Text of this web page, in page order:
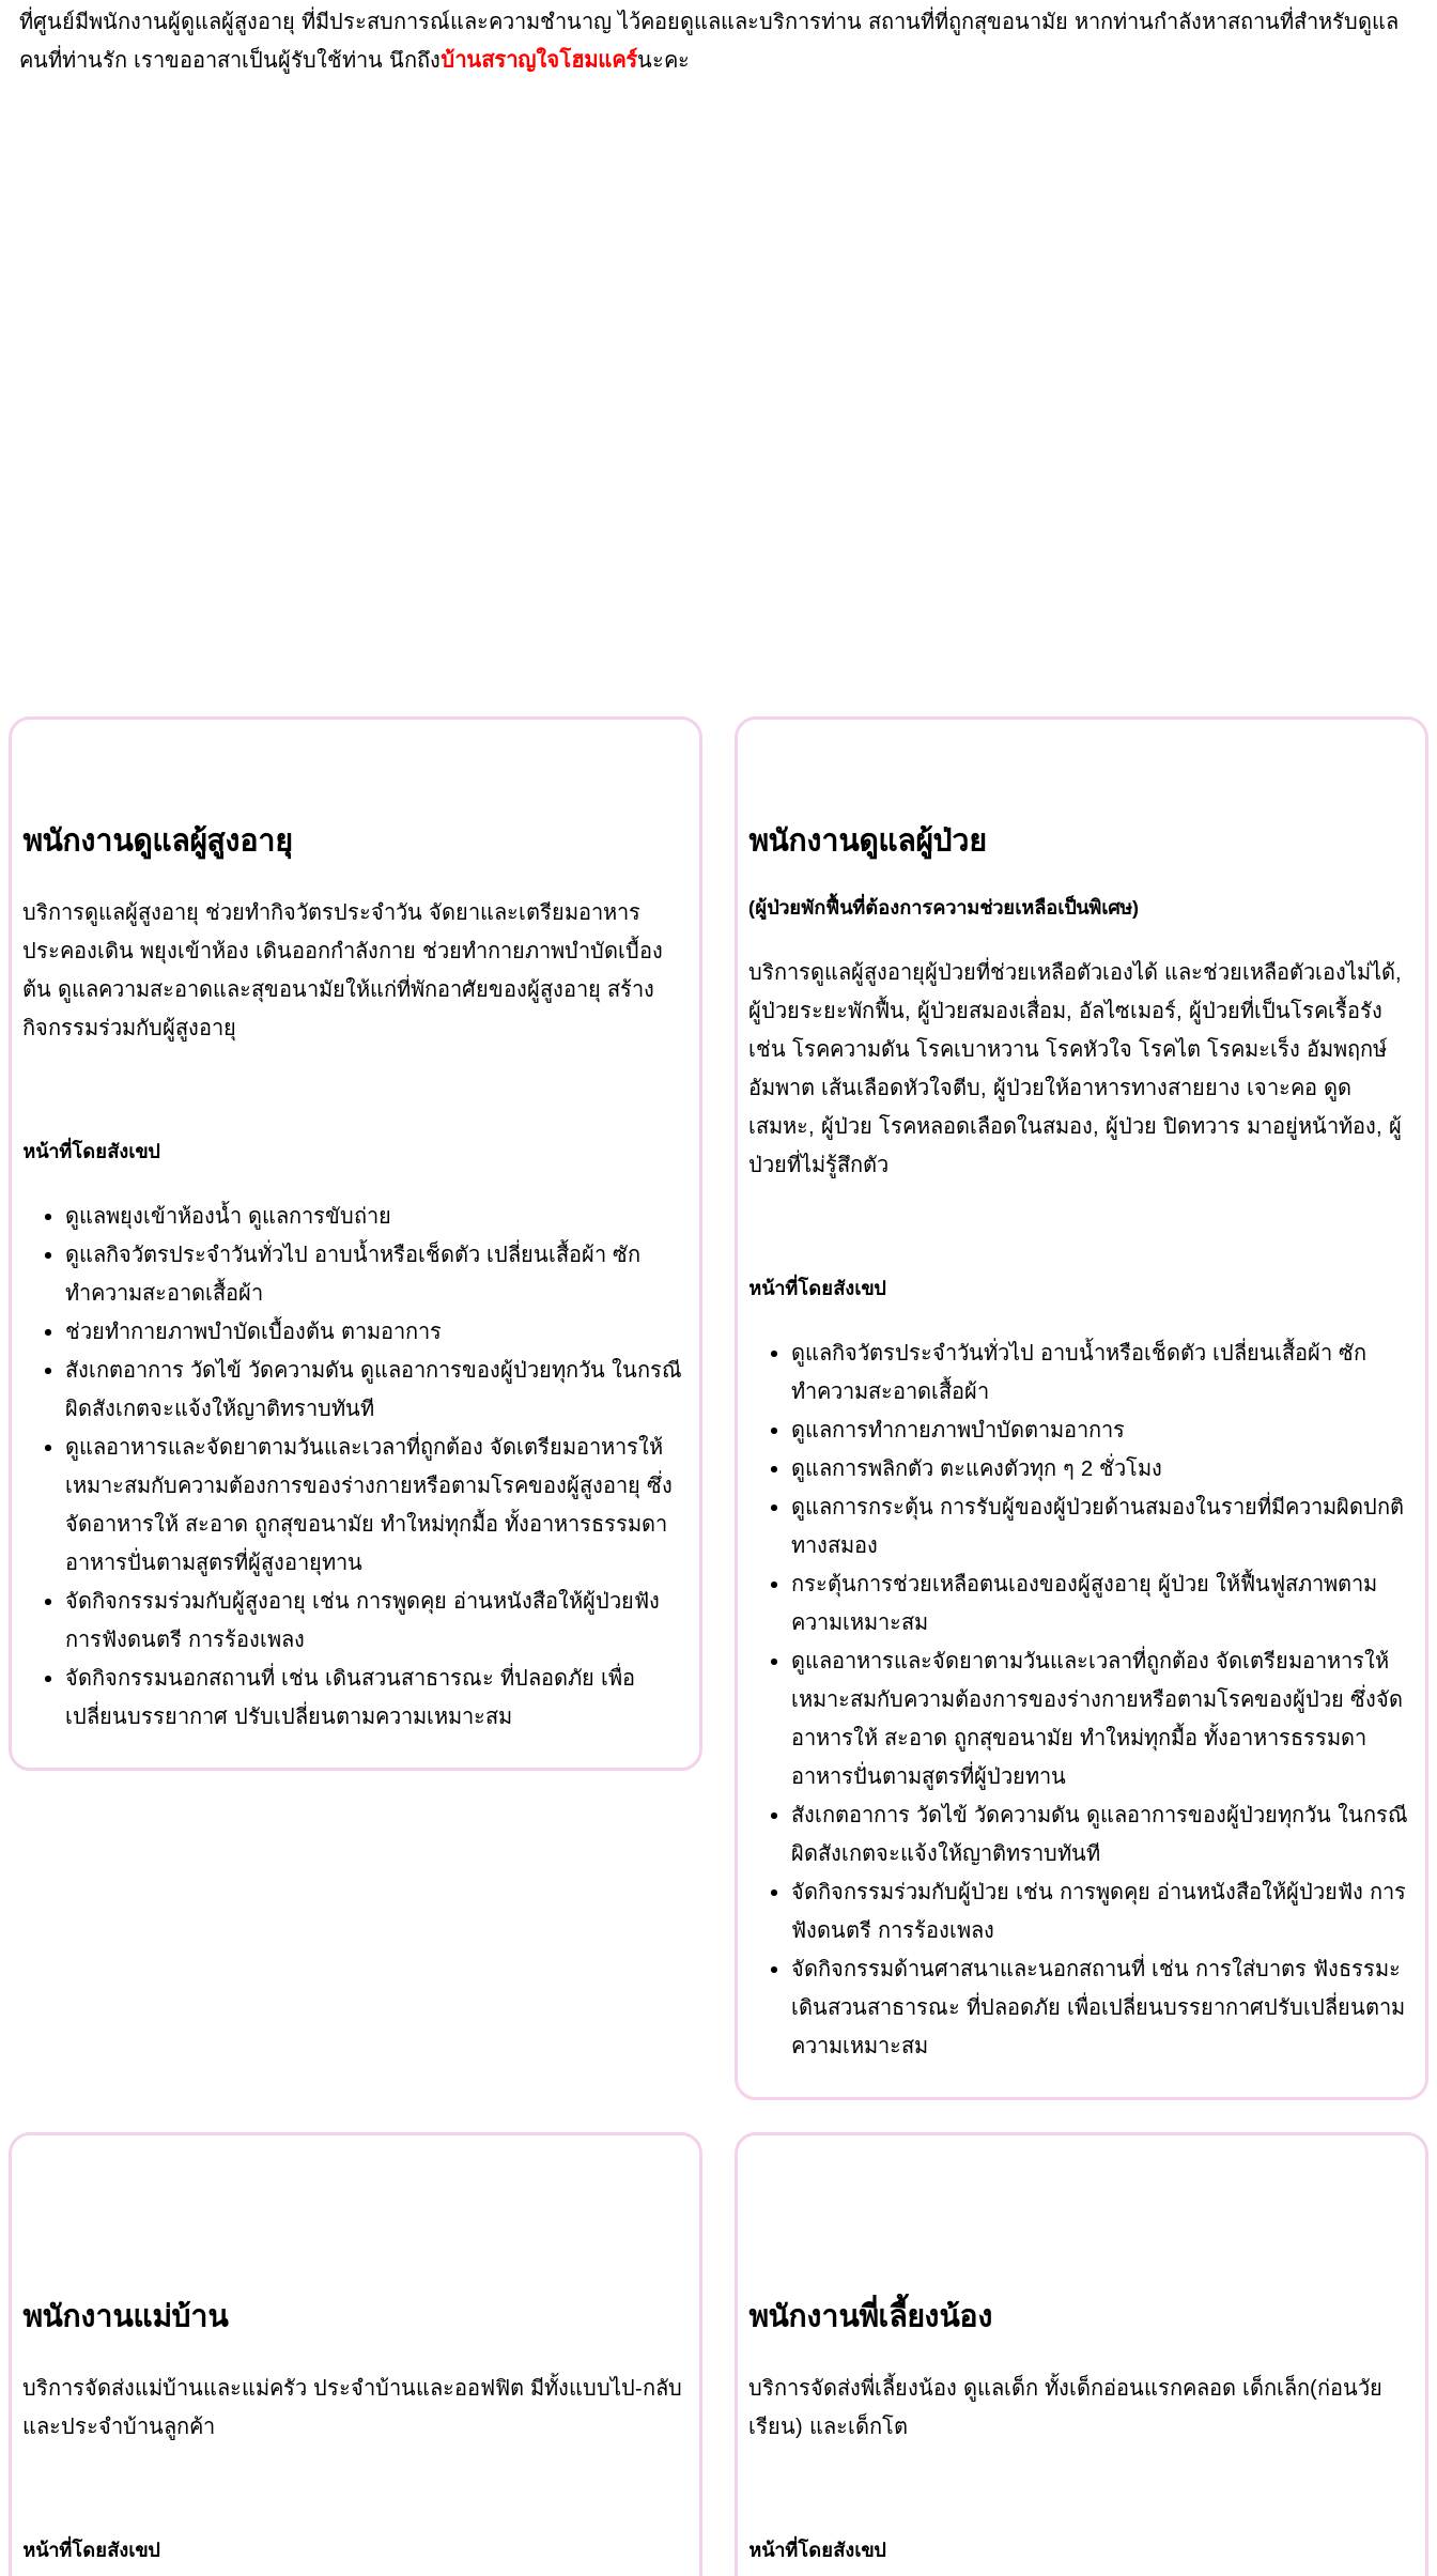
ที่ศูนย์มีพนักงานผู้ดูแลผู้สูงอายุ ที่มีประสบการณ์และความชำนาญ ไว้คอยดูแลและบริการท่าน สถานที่ที่ถูกสุขอนามัย หากท่านกำลังหาสถานที่สำหรับดูแล
คนที่ท่านรัก เราขออาสาเป็นผู้รับใช้ท่าน นึกถึงบ้านสราญใจโฮมแคร์นะคะ
พนักงานดูแลผู้สูงอายุ
บริการดูแลผู้สูงอายุ ช่วยทำกิจวัตรประจำวัน จัดยาและเตรียมอาหาร
ประคองเดิน พยุงเข้าห้อง เดินออกกำลังกาย ช่วยทำกายภาพบำบัดเบื้อง
ต้น ดูแลความสะอาดและสุขอนามัยให้แก่ที่พักอาศัยของผู้สูงอายุ สร้าง
กิจกรรมร่วมกับผู้สูงอายุ
หน้าที่โดยสังเขป
ดูแลพยุงเข้าห้องน้ำ ดูแลการขับถ่าย
ดูแลกิจวัตรประจำวันทั่วไป อาบน้ำหรือเช็ดตัว เปลี่ยนเสื้อผ้า ซัก
ทำความสะอาดเสื้อผ้า
ช่วยทำกายภาพบำบัดเบื้องต้น ตามอาการ
สังเกตอาการ วัดไข้ วัดความดัน ดูแลอาการของผู้ป่วยทุกวัน ในกรณี
ผิดสังเกตจะแจ้งให้ญาติทราบทันที
ดูแลอาหารและจัดยาตามวันและเวลาที่ถูกต้อง จัดเตรียมอาหารให้
เหมาะสมกับความต้องการของร่างกายหรือตามโรคของผู้สูงอายุ ซึ่ง
จัดอาหารให้ สะอาด ถูกสุขอนามัย ทำใหม่ทุกมื้อ ทั้งอาหารธรรมดา
อาหารปั่นตามสูตรที่ผู้สูงอายุทาน
จัดกิจกรรมร่วมกับผู้สูงอายุ เช่น การพูดคุย อ่านหนังสือให้ผู้ป่วยฟัง
การฟังดนตรี การร้องเพลง
จัดกิจกรรมนอกสถานที่ เช่น เดินสวนสาธารณะ ที่ปลอดภัย เพื่อ
เปลี่ยนบรรยากาศ ปรับเปลี่ยนตามความเหมาะสม
พนักงานดูแลผู้ป่วย
(ผู้ป่วยพักฟื้นที่ต้องการความช่วยเหลือเป็นพิเศษ)
บริการดูแลผู้สูงอายุผู้ป่วยที่ช่วยเหลือตัวเองได้ และช่วยเหลือตัวเองไม่ได้,
ผู้ป่วยระยะพักฟื้น, ผู้ป่วยสมองเสื่อม, อัลไซเมอร์, ผู้ป่วยที่เป็นโรคเรื้อรัง
เช่น โรคความดัน โรคเบาหวาน โรคหัวใจ โรคไต โรคมะเร็ง อัมพฤกษ์
อัมพาต เส้นเลือดหัวใจตีบ, ผู้ป่วยให้อาหารทางสายยาง เจาะคอ ดูด
เสมหะ, ผู้ป่วย โรคหลอดเลือดในสมอง, ผู้ป่วย ปิดทวาร มาอยู่หน้าท้อง, ผู้
ป่วยที่ไม่รู้สึกตัว
หน้าที่โดยสังเขป
ดูแลกิจวัตรประจำวันทั่วไป อาบน้ำหรือเช็ดตัว เปลี่ยนเสื้อผ้า ซัก
ทำความสะอาดเสื้อผ้า
ดูแลการทำกายภาพบำบัดตามอาการ
ดูแลการพลิกตัว ตะแคงตัวทุก ๆ 2 ชั่วโมง
ดูแลการกระตุ้น การรับผู้ของผู้ป่วยด้านสมองในรายที่มีความผิดปกติ
ทางสมอง
กระตุ้นการช่วยเหลือตนเองของผู้สูงอายุ ผู้ป่วย ให้ฟื้นฟูสภาพตาม
ความเหมาะสม
ดูแลอาหารและจัดยาตามวันและเวลาที่ถูกต้อง จัดเตรียมอาหารให้
เหมาะสมกับความต้องการของร่างกายหรือตามโรคของผู้ป่วย ซึ่งจัด
อาหารให้ สะอาด ถูกสุขอนามัย ทำใหม่ทุกมื้อ ทั้งอาหารธรรมดา
อาหารปั่นตามสูตรที่ผู้ป่วยทาน
สังเกตอาการ วัดไข้ วัดความดัน ดูแลอาการของผู้ป่วยทุกวัน ในกรณี
ผิดสังเกตจะแจ้งให้ญาติทราบทันที
จัดกิจกรรมร่วมกับผู้ป่วย เช่น การพูดคุย อ่านหนังสือให้ผู้ป่วยฟัง การ
ฟังดนตรี การร้องเพลง
จัดกิจกรรมด้านศาสนาและนอกสถานที่ เช่น การใส่บาตร ฟังธรรมะ
เดินสวนสาธารณะ ที่ปลอดภัย เพื่อเปลี่ยนบรรยากาศปรับเปลี่ยนตาม
ความเหมาะสม
พนักงานแม่บ้าน
บริการจัดส่งแม่บ้านและแม่ครัว ประจำบ้านและออฟฟิต มีทั้งแบบไป-กลับ
และประจำบ้านลูกค้า
หน้าที่โดยสังเขป
พนักงานพี่เลี้ยงน้อง
บริการจัดส่งพี่เลี้ยงน้อง ดูแลเด็ก ทั้งเด็กอ่อนแรกคลอด เด็กเล็ก(ก่อนวัย
เรียน) และเด็กโต
หน้าที่โดยสังเขป